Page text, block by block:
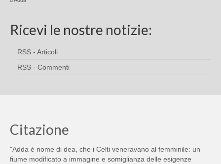
Ricevi le nostre notizie:
RSS - Articoli
RSS - Commenti
Citazione
"Adda è nome di dea, che i Celti veneravano al femminile: un
fiume modificato a immagine e somiglianza delle esigenze